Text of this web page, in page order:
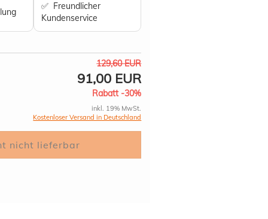
vergessen?
✅ Freundlicher
Kundenservice
129,60 EUR
91,00 EUR
Rabatt -30%
inkl. 19% MwSt.
Kostenloser Versand in Deutschland